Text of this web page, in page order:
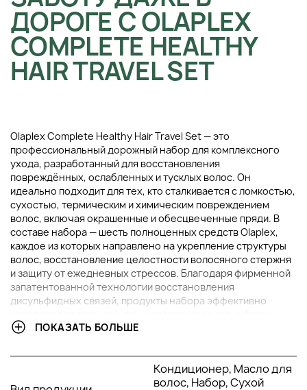
ДОРОГЕ С OLAPLEX
COMPLETE HEALTHY
HAIR TRAVEL SET
Olaplex Complete Healthy Hair Travel Set — это
профессиональный дорожный набор для комплексного
ухода, разработанный для восстановления
повреждённых, ослабленных и тусклых волос. Он
идеально подходит для тех, кто сталкивается с ломкостью,
сухостью, термическим и химическим повреждением
волос, включая окрашенные и обесцвеченные пряди. В
составе набора — шесть полноценных средств Olaplex,
каждое из которых направлено на укрепление структуры
волос, восстановление целостности волосяного стержня
и защиту от ежедневных стрессов. Благодаря фирменной
запатентованной технологии восстановления
дисульфидных связей, продукты набора эффективно
гладкими, плотными и блестящими даже в путешествиях.
В НАБОР ВХОДИТ:
ПОКАЗАТЬ БОЛЬШЕ
Кондиционер, Масло для
волос, Набор, Сухой